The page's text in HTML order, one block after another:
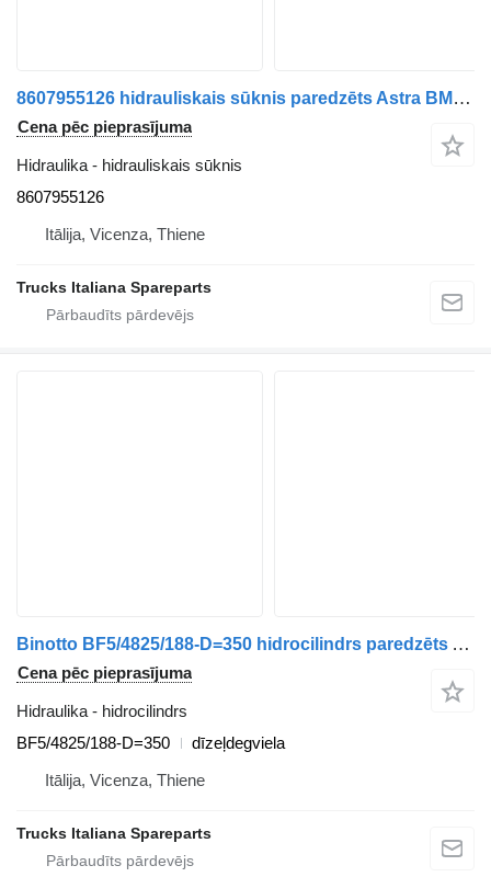
8607955126 hidrauliskais sūknis paredzēts Astra BM kravas automašīnas
Cena pēc pieprasījuma
Hidraulika - hidrauliskais sūknis
8607955126
Itālija, Vicenza, Thiene
Trucks Italiana Spareparts
Binotto BF5/4825/188-D=350 hidrocilindrs paredzēts Astra BM kravas automašīnas
Cena pēc pieprasījuma
Hidraulika - hidrocilindrs
BF5/4825/188-D=350
dīzeļdegviela
Itālija, Vicenza, Thiene
Trucks Italiana Spareparts